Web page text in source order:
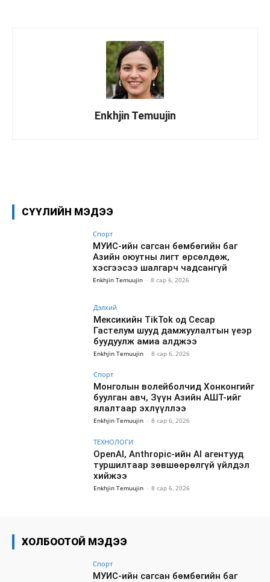
Enkhjin Temuujin
СҮҮЛИЙН МЭДЭЭ
Спорт
МУИС-ийн сагсан бөмбөгийн баг
Азийн оюутны лигт өрсөлдөж,
хэсгээсээ шалгарч чадсангүй
Enkhjin Temuujin - 8 сар 6, 2026
Дэлхий
Мексикийн TikTok од Сесар
Гастелум шууд дамжуулалтын үеэр
буудуулж амиа алджээ
Enkhjin Temuujin - 8 сар 6, 2026
Спорт
Монголын волейболчид Хонконгийг
буулган авч, Зүүн Азийн АШТ-ийг
ялалтаар эхлүүллээ
Enkhjin Temuujin - 8 сар 6, 2026
ТЕХНОЛОГИ
OpenAI, Anthropic-ийн AI агентууд
туршилтаар зөвшөөрөлгүй үйлдэл
хийжээ
Enkhjin Temuujin - 8 сар 6, 2026
ХОЛБООТОЙ МЭДЭЭ
Спорт
МУИС-ийн сагсан бөмбөгийн баг